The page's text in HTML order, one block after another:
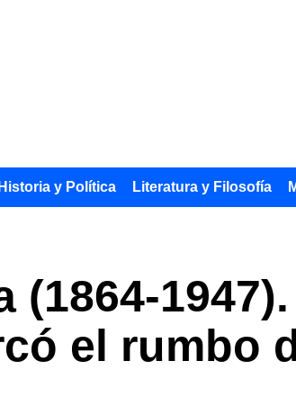
Historia y Política Literatura y Filosofía
(1864-
el rumbo